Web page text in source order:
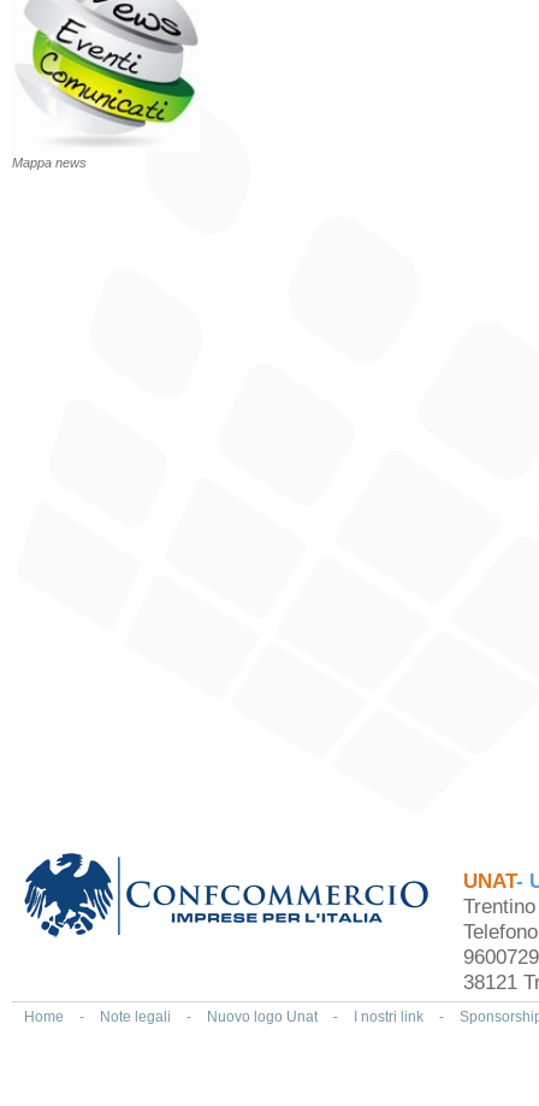
Mappa news
UNAT-
38121
Home - Note legali - Nuovo logo Unat - I nostri link -